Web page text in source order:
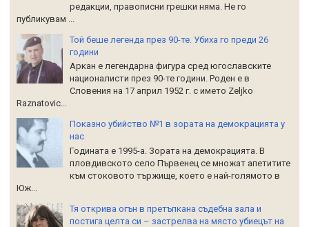
редакции, правописни грешки няма. Не го
публикувам ...
Той беше легенда през 90-те. Убиха го преди 26
години
Аркан е легендарна фигура сред югославските
националисти през 90-те години. Роден е в
Словения на 17 април 1952 г. с името Zeljko
Raznatoviс...
Показно убийство №1 в зората на демокрацията у
нас
Годината е 1995-а. Зората на демокрацията. В
пловдивското село Първенец се множат апетитите
към стоковото тържище, което е най-голямото в
Юж...
Тя открива огън в претъпкана съдебна зала и
постига целта си – застрелва на място убиецът на